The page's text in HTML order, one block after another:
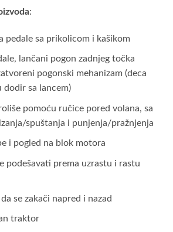
:
pedale sa prikolicom i kašikom
lančani pogon zadnjeg točka
pogonski mehanizam (deca
dodir sa lancem)
pomoću ručice pored volana, sa
spuštanja i punjenja/pražnjenja
i pogled na blok motora
podešavati prema uzrastu i rastu
se zakači napred i nazad
traktor